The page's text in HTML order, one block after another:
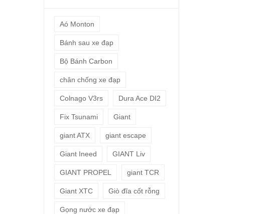
Aó Monton
Bánh sau xe đạp
Bộ Bánh Carbon
chân chống xe đạp
Colnago V3rs Dura Ace DI2
Fix Tsunami Giant
giant ATX giant escape
Giant Ineed GIANT Liv
GIANT PROPEL giant TCR
Giant XTC Giò đĩa cốt rỗng
Gọng nước xe đạp